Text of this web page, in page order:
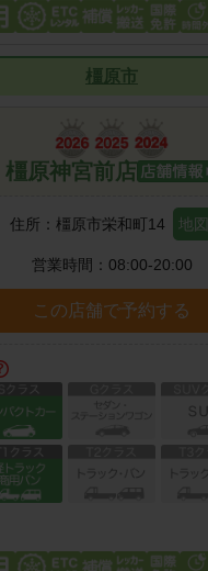
橿原市
橿原神宮前店
住所： 橿原市栄和町14 地図
営業時間： 08:00-20:00
この店舗で予約する